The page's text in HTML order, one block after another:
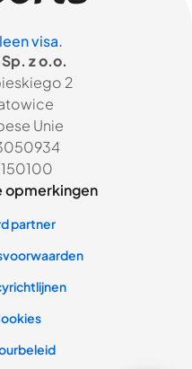
visa.
Sp. z o.o.
2
Unie
opmerkingen
partner